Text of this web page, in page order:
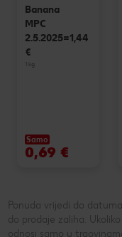
Banana
MPC
2.5.2025=1,44
€
1 kg
Samo
0,69 €
Ponuda vrijedi do
do prodaje zaliha.
odnosi samo u